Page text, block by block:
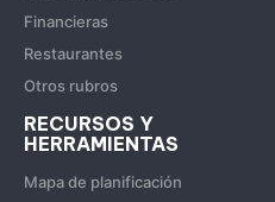
Financieras
Restaurantes
Otros rubros
RECURSOS Y
HERRAMIENTAS
Mapa de planificación